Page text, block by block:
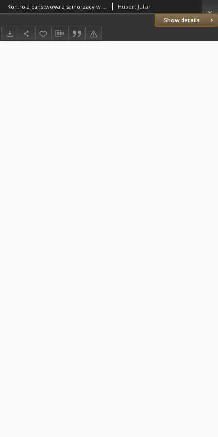
Show details
Kontrola państwowa a samorządy w b. dzielnicy pruskiej Hubert Julian